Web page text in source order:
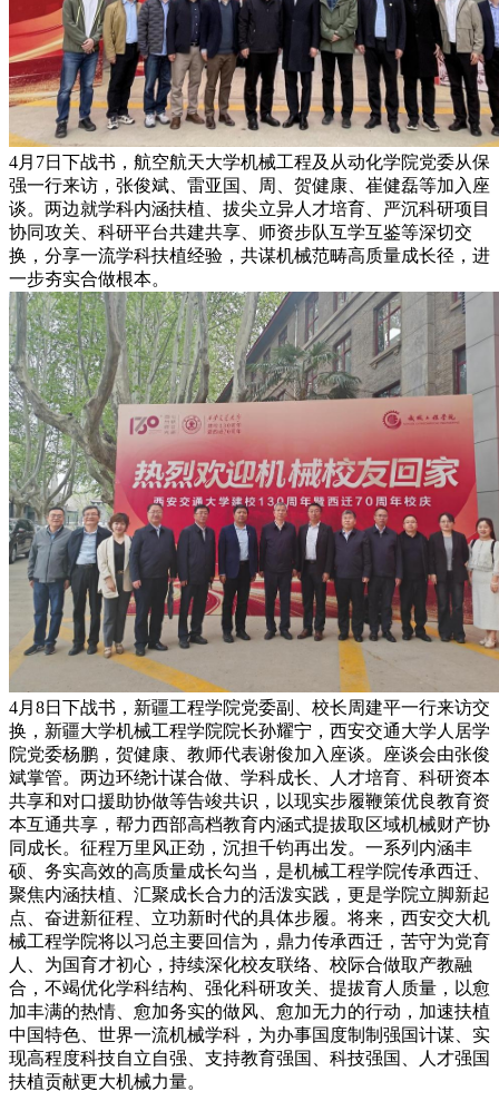
4月7日下战书，航空航天大学机械工程及从动化学院党委从保
强一行来访，张俊斌、雷亚国、周、贺健康、崔健磊等加入座
谈。两边就学科内涵扶植、拔尖立异人才培育、严沉科研项目
协同攻关、科研平台共建共享、师资步队互学互鉴等深切交
换，分享一流学科扶植经验，共谋机械范畴高质量成长径，进
一步夯实合做根本。
4月8日下战书，新疆工程学院党委副、校长周建平一行来访交
换，新疆大学机械工程学院院长孙耀宁，西安交通大学人居学
院党委杨鹏，贺健康、教师代表谢俊加入座谈。座谈会由张俊
斌掌管。两边环绕计谋合做、学科成长、人才培育、科研资本
共享和对口援助协做等告竣共识，以现实步履鞭策优良教育资
本互通共享，帮力西部高档教育内涵式提拔取区域机械财产协
同成长。征程万里风正劲，沉担千钧再出发。一系列内涵丰
硕、务实高效的高质量成长勾当，是机械工程学院传承西迁、
聚焦内涵扶植、汇聚成长合力的活泼实践，更是学院立脚新起
点、奋进新征程、立功新时代的具体步履。将来，西安交大机
械工程学院将以习总主要回信为，鼎力传承西迁，苦守为党育
人、为国育才初心，持续深化校友联络、校际合做取产教融
合，不竭优化学科结构、强化科研攻关、提拔育人质量，以愈
加丰满的热情、愈加务实的做风、愈加无力的行动，加速扶植
中国特色、世界一流机械学科，为办事国度制制强国计谋、实
现高程度科技自立自强、支持教育强国、科技强国、人才强国
扶植贡献更大机械力量。